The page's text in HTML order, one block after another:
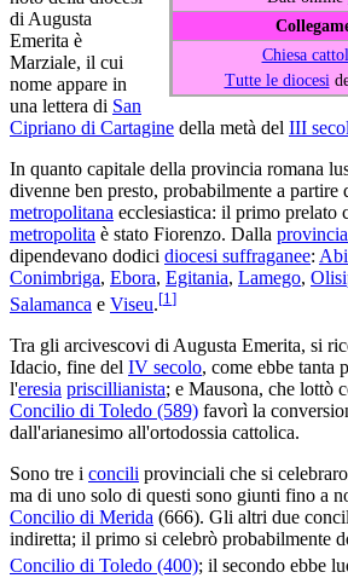
Chiesa
Tutte le diocesi
di Augusta
Emerita è
Marziale, il cui
nome appare in
una lettera di San
Cipriano di Cartagine della metà del III
In quanto capitale della provincia romana
divenne ben presto, probabilmente a partire
metropolitana ecclesiastica: il primo prelato
metropolita è stato Fiorenzo. Dalla
dipendevano dodici diocesi suffraganee:
Conimbriga, Ebora, Egitania, Lamego,
Salamanca e Viseu.[1 ]
Tra gli arcivescovi di Augusta Emerita, si
Idacio, fine del IV secolo, come ebbe tanta
l'eresia priscillianista; e Mausona, che lottò
Concilio di Toledo (589) favorì la
dall'arianesimo all'ortodossia cattolica.
Sono tre i concili provinciali che si
ma di uno solo di questi sono giunti fino a
Concilio di Merida (666). Gli altri due
indiretta; il primo si celebrò probabilmente
Concilio di Toledo (400); il secondo ebbe